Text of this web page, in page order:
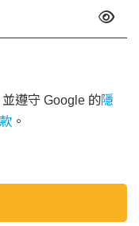
遵守 Google 的隱
。